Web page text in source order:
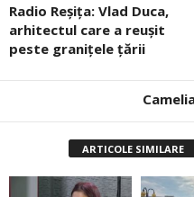
Radio Reşiţa: Vlad Duca,
arhitectul care a reuşit
peste granițele ţării
ARTICOLE SIMILARE